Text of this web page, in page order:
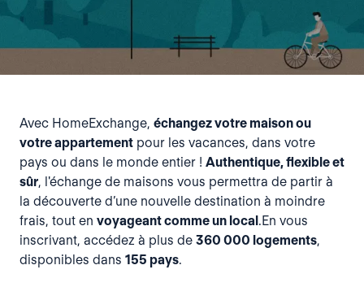
Avec HomeExchange, échangez votre maison ou
votre appartement pour les vacances, dans votre
pays ou dans le monde entier ! Authentique, flexible et
sûr, l'échange de maisons vous permettra de partir à
la découverte d’une nouvelle destination à moindre
frais, tout en voyageant comme un local.En vous
inscrivant, accédez à plus de 360 000 logements,
disponibles dans 155 pays.